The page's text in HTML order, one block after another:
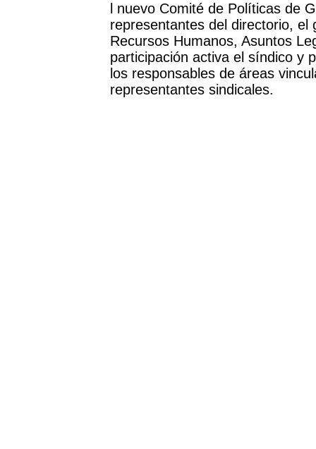
l nuevo Comité de Políticas de
representantes del directorio,
Recursos Humanos, Asuntos
participación activa el síndico y
los responsables de áreas
representantes sindicales.